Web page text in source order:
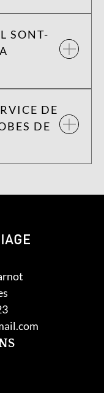
SONT-
DE
DE